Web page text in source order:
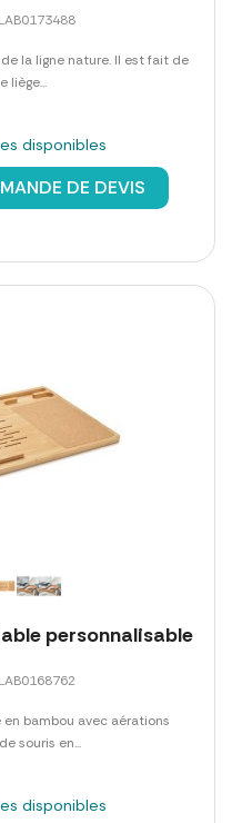
la ligne nature. Il est fait de
liège...
disponibles
DE DEVIS
personnalisable
bambou avec aérations
souris en...
disponibles